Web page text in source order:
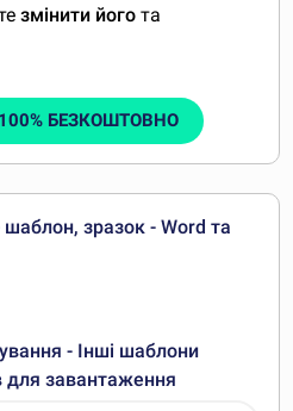
змінити його та
БЕЗКОШТОВНО
зразок - Word та
- Інші шаблони
для завантаження